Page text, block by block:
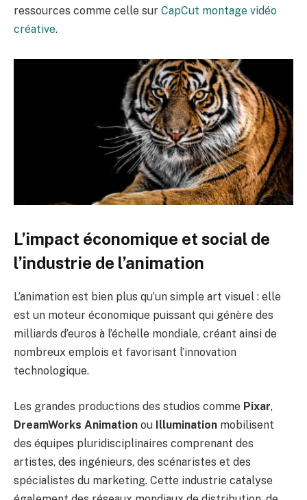
ressources comme celle sur CapCut montage vidéo
créative.
L’impact économique et social de
l’industrie de l’animation
L’animation est bien plus qu’un simple art visuel : elle
est un moteur économique puissant qui génère des
milliards d’euros à l’échelle mondiale, créant ainsi de
nombreux emplois et favorisant l’innovation
technologique.
Les grandes productions des studios comme Pixar,
DreamWorks Animation ou Illumination mobilisent
des équipes pluridisciplinaires comprenant des
artistes, des ingénieurs, des scénaristes et des
spécialistes du marketing. Cette industrie catalyse